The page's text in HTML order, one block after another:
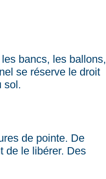
bancs, les ballons,
se réserve le droit
sol.
de pointe. De
de le libérer. Des